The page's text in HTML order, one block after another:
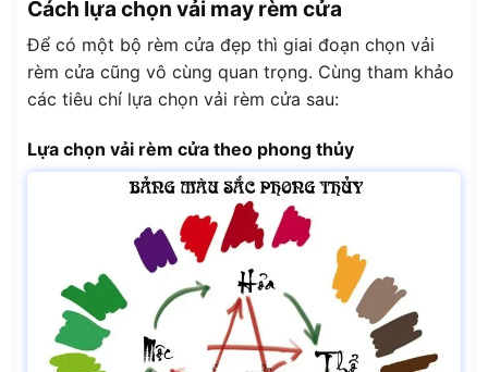
Cách lựa chọn vải may rèm cửa
Để có một bộ rèm cửa đẹp thì giai đoạn chọn vải
rèm cửa cũng vô cùng quan trọng. Cùng tham khảo
các tiêu chí lựa chọn vải rèm cửa sau:
Lựa chọn vải rèm cửa theo phong thủy